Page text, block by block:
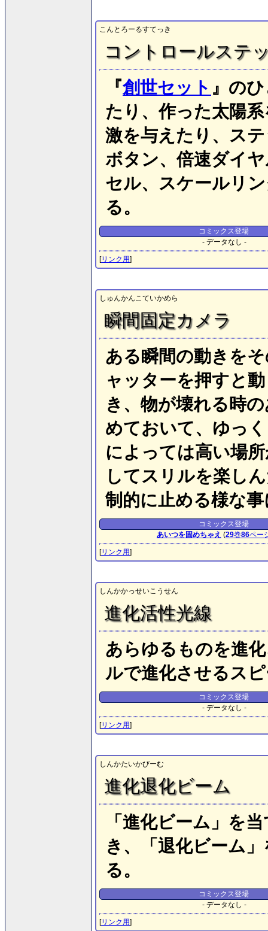
こんとろーるすてっき
コントロールステ
『創世セット 』の
たり、作った太陽
激を与えたり、ス
ボタン、倍速ダイ
セル、スケールリ
る。
コミックス登場
- データなし -
[リンク用]
しゅんかんこていかめら
瞬間固定カメラ
ある瞬間の動きを
ャッターを押すと
き、物が壊れる時
めておいて、ゆっ
によっては高い場
してスリルを楽し
制的に止める様な
コミックス登場
あいつを固めちゃえ (29巻86ペー
[リンク用]
しんかかっせいこうせん
進化活性光線
あらゆるものを進
ルで進化させるス
コミックス登場
- データなし -
[リンク用]
しんかたいかびーむ
進化退化ビーム
「進化ビーム」を
き、「退化ビーム
る。
コミックス登場
- データなし -
[リンク用]